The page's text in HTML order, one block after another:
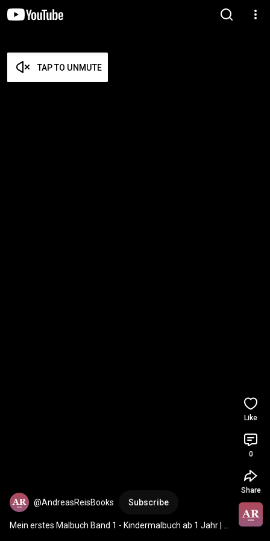
TAP TO UNMUTE
@AndreasReisBooks Subscribe
Mein erstes Malbuch Band 1 - Kindermalbuch ab 1 Jahr |
Like
0
Share